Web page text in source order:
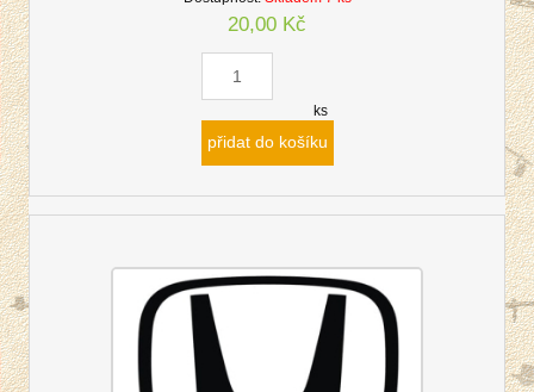
20,00 Kč
ks
přidat do košíku